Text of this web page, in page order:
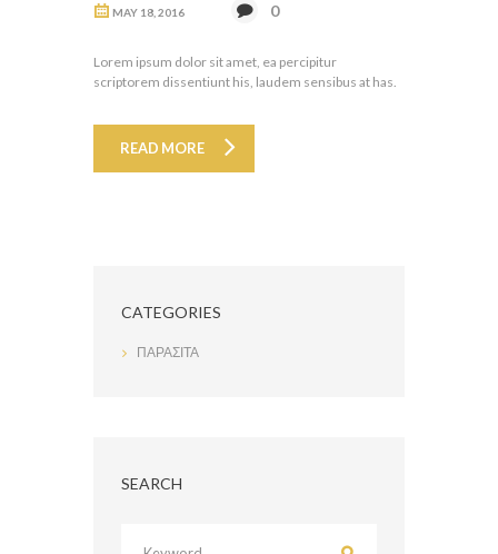
MAY 18, 2016 0
Lorem ipsum dolor sit amet, ea percipitur
scriptorem dissentiunt his, laudem sensibus at has.
READ MORE
CATEGORIES
ΠΑΡΑΣΙΤΑ
SEARCH